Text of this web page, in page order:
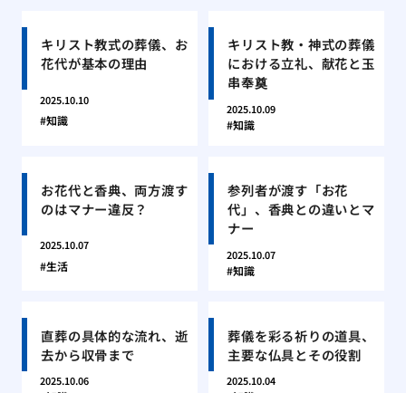
キリスト教式の葬儀、お
花代が基本の理由
2025.10.10
知識
キリスト教・神式の葬儀
における立礼、献花と玉
串奉奠
2025.10.09
知識
お花代と香典、両方渡す
のはマナー違反？
2025.10.07
生活
参列者が渡す「お花
代」、香典との違いとマ
ナー
2025.10.07
知識
直葬の具体的な流れ、逝
去から収骨まで
2025.10.06
葬儀を彩る祈りの道具、
主要な仏具とその役割
2025.10.04